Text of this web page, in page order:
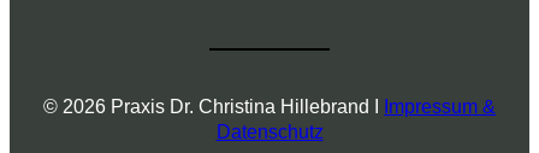
© 2026 Praxis Dr. Christina Hillebrand I
Impressum &
Datenschutz